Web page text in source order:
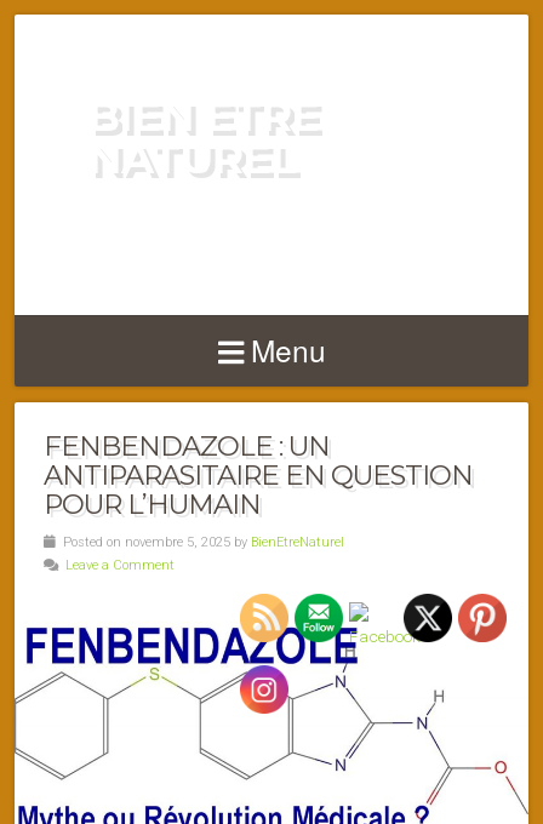
BIEN ETRE
NATUREL
Menu
FENBENDAZOLE : UN
ANTIPARASITAIRE EN QUESTION
POUR L’HUMAIN
Posted on novembre 5, 2025 by BienEtreNaturel
Leave a Comment